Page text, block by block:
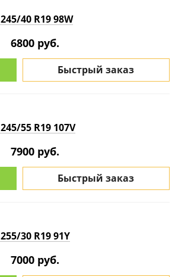
245/40 R19 98W
6800 руб.
Быстрый заказ
245/55 R19 107V
7900 руб.
Быстрый заказ
255/30 R19 91Y
7000 руб.